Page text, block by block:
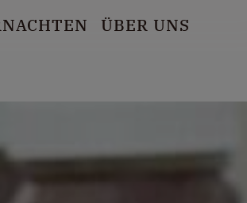
ÜBER UNS